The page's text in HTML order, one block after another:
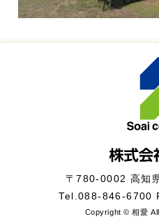
〒780-0002 高知
Tel. 088-846-6700
Copyright © 相愛